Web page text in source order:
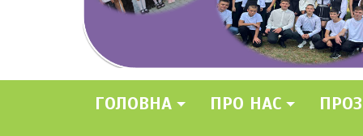
ГОЛОВНА ПРО НАС